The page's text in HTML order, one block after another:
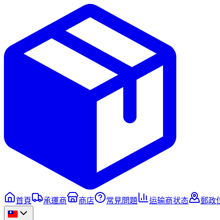
首頁 承運商 商店 常見問題 运输商状态 郵政